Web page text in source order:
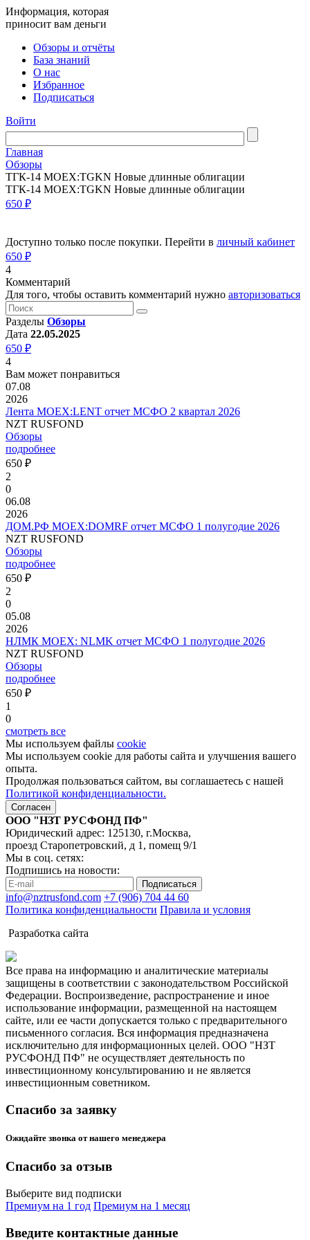
Информация, которая
приносит вам деньги
Обзоры и отчёты
База знаний
О нас
Избранное
Подписаться
Войти
Главная
Обзоры
ТГК-14 MOEX:TGKN Новые длинные облигации
ТГК-14 MOEX:TGKN Новые длинные облигации
650 ₽
Доступно только после покупки. Перейти в личный кабинет
650 ₽
4
Комментарий
Для того, чтобы оставить комментарий нужно авторизоваться
Разделы Обзоры
Дата 22.05.2025
650 ₽
4
Вам может понравиться
07.08
2026
Лента MOEX:LENT отчет МСФО 2 квартал 2026
NZT RUSFOND
Обзоры
подробнее
650 ₽
2
0
06.08
2026
ДОМ.РФ MOEX:DOMRF отчет МСФО 1 полугодие 2026
NZT RUSFOND
Обзоры
подробнее
650 ₽
2
0
05.08
2026
НЛМК MOEX: NLMK отчет МСФО 1 полугодие 2026
NZT RUSFOND
Обзоры
подробнее
650 ₽
1
0
смотреть все
Мы используем файлы cookie
Мы используем cookie для работы сайта и улучшения вашего
опыта.
Продолжая пользоваться сайтом, вы соглашаетесь с нашей
Политикой конфиденциальности.
Согласен
ООО "НЗТ РУСФОНД ПФ"
Юридический адрес: 125130, г.Москва,
проезд Старопетровский, д 1, помещ 9/1
Мы в соц. сетях:
Подпишись на новости:
Подписаться
info@nztrusfond.com +7 (906) 704 44 60
Политика конфиденциальности Правила и условия
Разработка сайта
Все права на информацию и аналитические материалы
защищены в соответствии с законодательством Российской
Федерации. Воспроизведение, распространение и иное
использование информации, размещенной на настоящем
сайте, или ее части допускается только с предварительного
письменного согласия. Вся информация предназначена
исключительно для информационных целей. ООО "НЗТ
РУСФОНД ПФ" не осуществляет деятельность по
инвестиционному консультированию и не является
инвестиционным советником.
Спасибо за заявку
Ожидайте звонка от нашего менеджера
Спасибо за отзыв
Выберите вид подписки
Премиум на 1 год Премиум на 1 месяц
Введите контактные данные